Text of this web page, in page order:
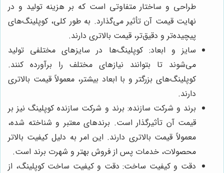
طراحی و ساختار متفاوتی است که بر هزینه تولید و در
نهایت قیمت آن تأثیر می‌گذارد. به طور کلی، کوپلینگ‌های
پیچیده‌تر و دقیق‌تر، قیمت بالاتری دارند.
سایز و ابعاد: کوپلینگ‌ها در سایزهای مختلفی تولید
می‌شوند تا بتوانند نیازهای مختلف را برآورده کنند.
کوپلینگ‌های بزرگتر و با ابعاد بیشتر، معمولاً قیمت بالاتری
دارند.
برند و شرکت سازنده: برند و شرکت سازنده کوپلینگ نیز بر
قیمت آن تأثیرگذار است. برندهای معتبر و شناخته شده،
معمولاً قیمت بالاتری دارند. این امر به دلیل کیفیت بالاتر
محصولات، خدمات پس از فروش بهتر و شهرت برند است.
دقت و کیفیت ساخت: دقت و کیفیت ساخت کوپلینگ، از